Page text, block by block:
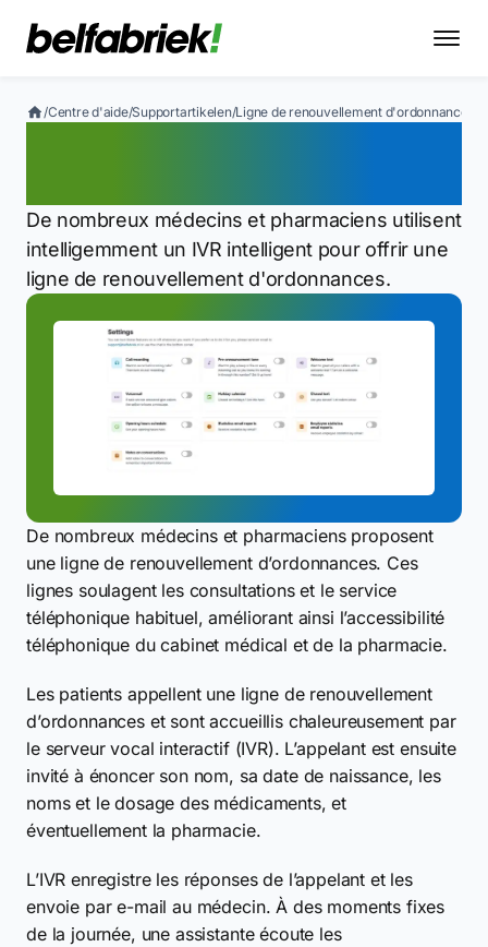
/Centre d'aide/Supportartikelen/Ligne de renouvellement d'ordonnance
De nombreux médecins et pharmaciens utilisent
intelligemment un IVR intelligent pour offrir une
ligne de renouvellement d'ordonnances.
De nombreux médecins et pharmaciens proposent
une ligne de renouvellement d’ordonnances. Ces
lignes soulagent les consultations et le service
téléphonique habituel, améliorant ainsi l’accessibilité
téléphonique du cabinet médical et de la pharmacie.
Les patients appellent une ligne de renouvellement
d’ordonnances et sont accueillis chaleureusement par
le serveur vocal interactif (IVR). L’appelant est ensuite
invité à énoncer son nom, sa date de naissance, les
noms et le dosage des médicaments, et
éventuellement la pharmacie.
L’IVR enregistre les réponses de l’appelant et les
envoie par e-mail au médecin. À des moments fixes
de la journée, une assistante écoute les